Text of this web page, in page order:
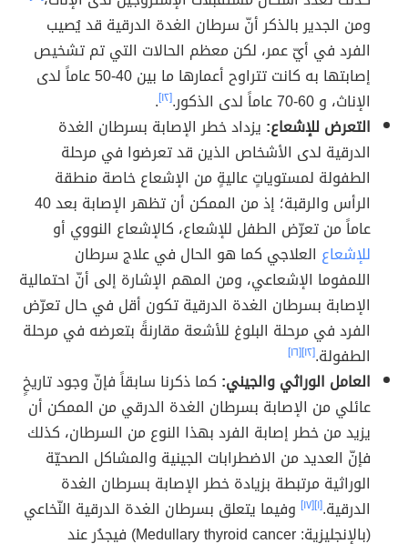
ومن الجدير بالذكر أنّ سرطان الغدة الدرقية قد يُصيب
الفرد في أيّ عمر، لكن معظم الحالات التي تم تشخيص
إصابتها به كانت تتراوح أعمارها ما بين 40-50 عاماً لدى
الإناث، و 60-70 عاماً لدى الذكور.
[١٢] .
التعرض للإشعاع: يزداد خطر الإصابة بسرطان الغدة
الدرقية لدى الأشخاص الذين قد تعرضوا في مرحلة
الطفولة لمستوياتٍ عاليةٍ من الإشعاع خاصة منطقة
الرأس والرقبة؛ إذ من الممكن أن تظهر الإصابة بعد 40
عاماً من تعرّض الطفل للإشعاع، كالإشعاع النووي أو
للإشعاع العلاجي كما هو الحال في علاج سرطان
اللمفوما الإشعاعي، ومن المهم الإشارة إلى أنّ احتمالية
الإصابة بسرطان الغدة الدرقية تكون أقل في حال تعرّض
الفرد في مرحلة البلوغ للأشعة مقارنةً بتعرضه في مرحلة
الطفولة.[١٢] [١٦]
العامل الوراثي والجيني: كما ذكرنا سابقاً فإنّ وجود تاريخٍ
عائلي من الإصابة بسرطان الغدة الدرقي من الممكن أن
يزيد من خطر إصابة الفرد بهذا النوع من السرطان، كذلك
فإنّ العديد من الاضطرابات الجينية والمشاكل الصحيّة
الوراثية مرتبطة بزيادة خطر الإصابة بسرطان الغدة
الدرقية.[١] [١٧] وفيما يتعلق بسرطان الغدة الدرقية النّخاعي
(بالإنجليزية: Medullary thyroid cancer) فيجدُر عند